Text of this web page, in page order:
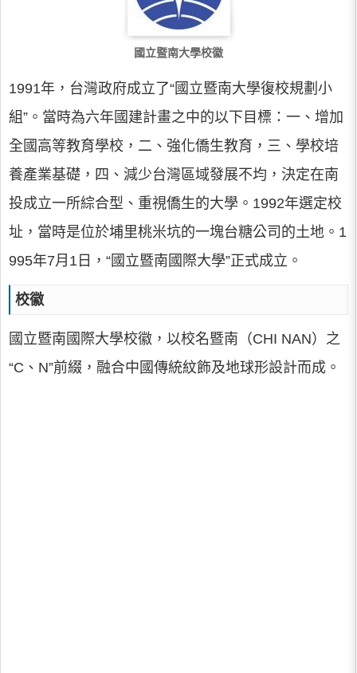
國立暨南大學校徽
1991年，台灣政府成立了“國立暨南大學復校規劃小
組”。當時為六年國建計畫之中的以下目標：一、增加
全國高等教育學校，二、強化僑生教育，三、學校培
養產業基礎，四、減少台灣區域發展不均，決定在南
投成立一所綜合型、重視僑生的大學。1992年選定校
址，當時是位於埔里桃米坑的一塊台糖公司的土地。1
995年7月1日，“國立暨南國際大學”正式成立。
校徽
國立暨南國際大學校徽，以校名暨南（CHI NAN）之
“C、N”前綴，融合中國傳統紋飾及地球形設計而成。